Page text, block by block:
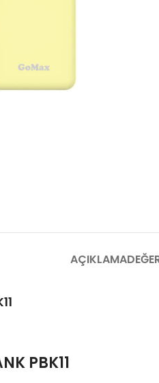
AÇIKLAMA
PBK11